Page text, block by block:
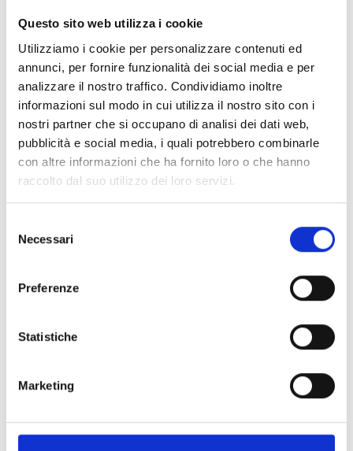
Questo sito web utilizza i cookie
Utilizziamo i cookie per personalizzare contenuti ed
annunci, per fornire funzionalità dei social media e per
analizzare il nostro traffico. Condividiamo inoltre
informazioni sul modo in cui utilizza il nostro sito con i
nostri partner che si occupano di analisi dei dati web,
pubblicità e social media, i quali potrebbero combinarle
con altre informazioni che ha fornito loro o che hanno
raccolto dal suo utilizzo dei loro servizi.
delNecessari
Preferenze
Statistiche
Marketing
nelle aree rurali di suddetto territorio classificate
secondo il Programma di Sviluppo Rurale del Lazio
2014/2020 in:
Zona A: Poli urbani;
Zona B: Aree rurali ad agricoltura intensiva e specializzata;
Zona C: Aree rurali intermedie;
Zona D: Aree con problemi complessivi di sviluppo.
CHI PUO' PARTECIPARE
Possono accedere ai benefici previsti dal presente bando:
Comunità Montane;
Enti che gestiscono terreni di uso collettivo (Università
Agrarie, ASBUC - Amministrazione Separata dei Beni di Uso
Soggetti privati
Associazioni di agricoltori che realizzano investimenti
collettivi nella tipologia di operazione 4.1.1 “Investimenti